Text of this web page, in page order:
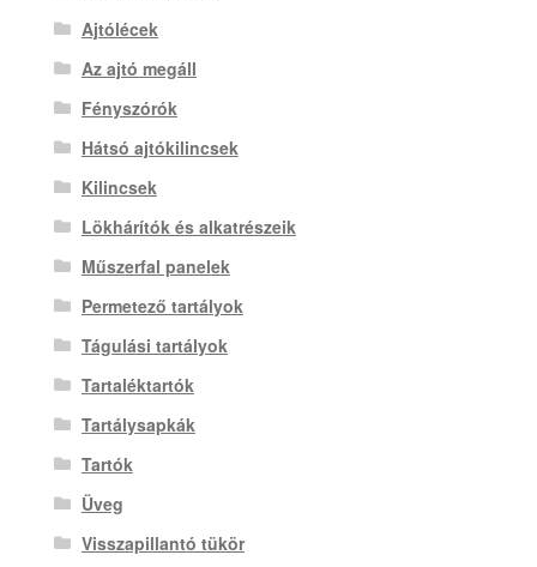
Ajtólécek
Az ajtó megáll
Fényszórók
Hátsó ajtókilincsek
Kilincsek
Lökhárítók és alkatrészeik
Műszerfal panelek
Permetező tartályok
Tágulási tartályok
Tartaléktartók
Tartálysapkák
Tartók
Üveg
Visszapillantó tükör